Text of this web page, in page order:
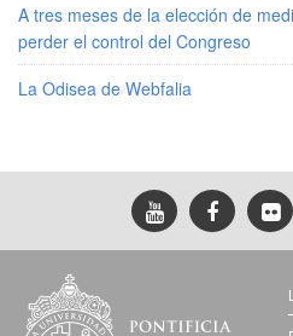
A tres meses de la elección de
perder el control del Congreso
La Odisea de Webfalia